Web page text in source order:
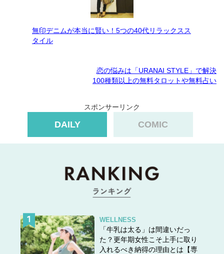
無印デニムが本当に賢い！5つの40代リラックスス
タイル
恋の悩みは「URANAI STYLE」で解決
100種類以上の無料タロットや無料占い
スポンサーリンク
DAILY COMIC
WELLNESS
「牛乳は太る」は間違いだっ
た？更年期女性こそ上手に取り
入れるべき納得の理由とは【専